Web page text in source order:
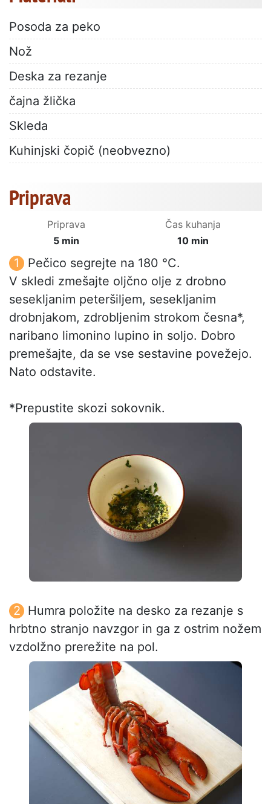
Posoda za peko
Nož
Deska za rezanje
čajna žlička
Skleda
Kuhinjski čopič (neobvezno)
Priprava
Priprava
5 min
Čas kuhanja
10 min
Pečico segrejte na 180 °C.
V skledi zmešajte oljčno olje z drobno
sesekljanim peteršiljem, sesekljanim
drobnjakom, zdrobljenim strokom česna*,
naribano limonino lupino in soljo. Dobro
premešajte, da se vse sestavine povežejo.
Nato odstavite.
*Prepustite skozi sokovnik.
Humra položite na desko za rezanje s
hrbtno stranjo navzgor in ga z ostrim nožem
vzdolžno prerežite na pol.